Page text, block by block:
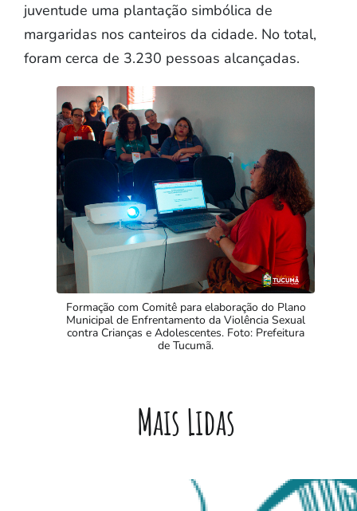
juventude uma plantação simbólica de
margaridas nos canteiros da cidade. No total,
foram cerca de 3.230 pessoas alcançadas.
Formação com Comitê para elaboração do Plano
Municipal de Enfrentamento da Violência Sexual
contra Crianças e Adolescentes. Foto: Prefeitura
de Tucumã.
Mais Lidas